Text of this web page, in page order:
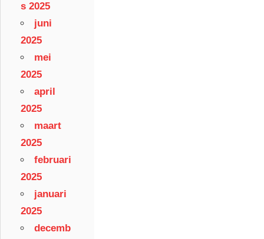
s 2025
juni
2025
mei
2025
april
2025
maart
2025
februari
2025
januari
2025
decemb